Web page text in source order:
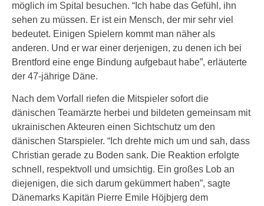
möglich im Spital besuchen. “Ich habe das Gefühl, ihn
sehen zu müssen. Er ist ein Mensch, der mir sehr viel
bedeutet. Einigen Spielern kommt man näher als
anderen. Und er war einer derjenigen, zu denen ich bei
Brentford eine enge Bindung aufgebaut habe”, erläuterte
der 47-jährige Däne.
Nach dem Vorfall riefen die Mitspieler sofort die
dänischen Teamärzte herbei und bildeten gemeinsam mit
ukrainischen Akteuren einen Sichtschutz um den
dänischen Starspieler. “Ich drehte mich um und sah, dass
Christian gerade zu Boden sank. Die Reaktion erfolgte
schnell, respektvoll und umsichtig. Ein großes Lob an
diejenigen, die sich darum gekümmert haben”, sagte
Dänemarks Kapitän Pierre Emile Höjbjerg dem